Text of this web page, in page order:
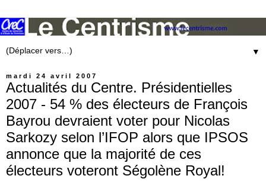
▼
mardi 24 avril 2007
Actualités du Centre. Présidentielles
2007 - 54 % des électeurs de François
Bayrou devraient voter pour Nicolas
Sarkozy selon l’IFOP alors que IPSOS
annonce que la majorité de ces
électeurs voteront Ségolène Royal!